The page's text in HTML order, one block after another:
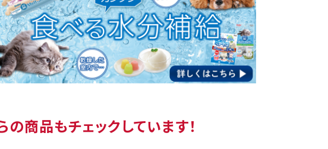
商品もチェックしています！